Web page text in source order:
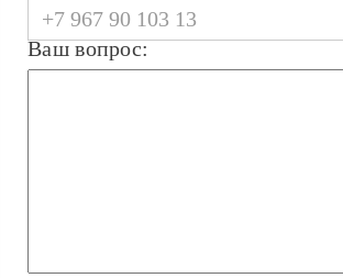
Ваш вопрос: